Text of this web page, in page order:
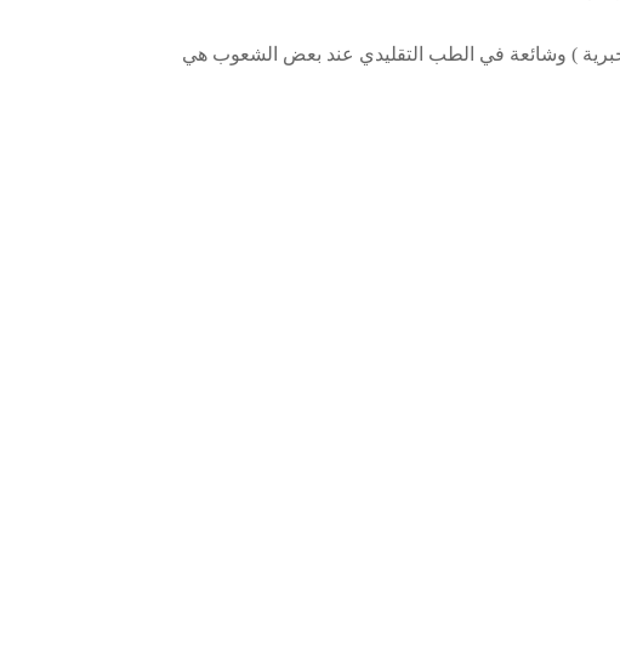
) وشائعة في الطب التقليدي عند بعض الشعوب هي